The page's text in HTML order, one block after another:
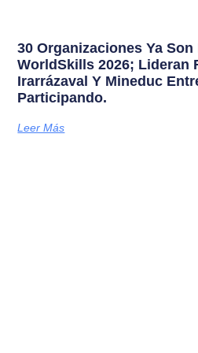
30 Organizaciones Ya Son
WorldSkills 2026; Lideran
Irarrázaval Y Mineduc
Participando.
Leer Más